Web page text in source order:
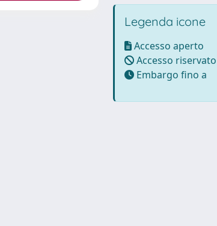
Legenda icone
Accesso aperto
Accesso riservato
Embargo fino a